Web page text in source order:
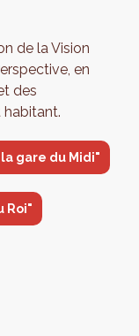
de la Vision
en
des
la gare du Midi"
Roi"